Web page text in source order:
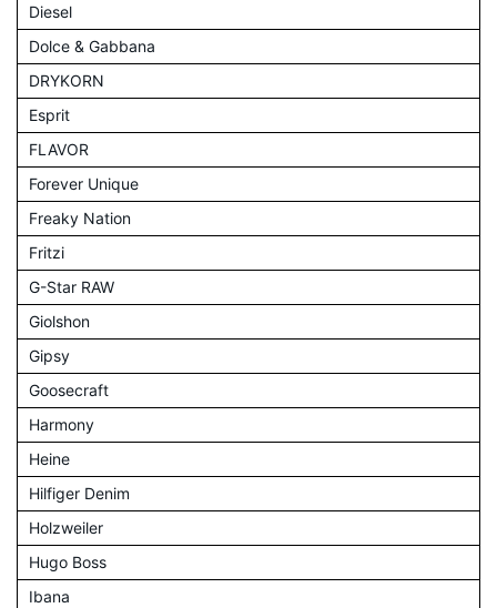
Diesel
Dolce & Gabbana
DRYKORN
Esprit
FLAVOR
Forever Unique
Freaky Nation
Fritzi
G-Star RAW
Giolshon
Gipsy
Goosecraft
Harmony
Heine
Hilfiger Denim
Holzweiler
Hugo Boss
Ibana